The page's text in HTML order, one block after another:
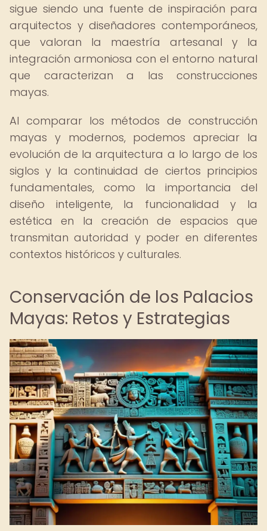
sigue siendo una fuente de inspiración para
arquitectos y diseñadores contemporáneos,
que valoran la maestría artesanal y la
integración armoniosa con el entorno natural
que caracterizan a las construcciones
mayas.
Al comparar los métodos de construcción
mayas y modernos, podemos apreciar la
evolución de la arquitectura a lo largo de los
siglos y la continuidad de ciertos principios
fundamentales, como la importancia del
diseño inteligente, la funcionalidad y la
estética en la creación de espacios que
transmitan autoridad y poder en diferentes
contextos históricos y culturales.
Conservación de los Palacios
Mayas: Retos y Estrategias